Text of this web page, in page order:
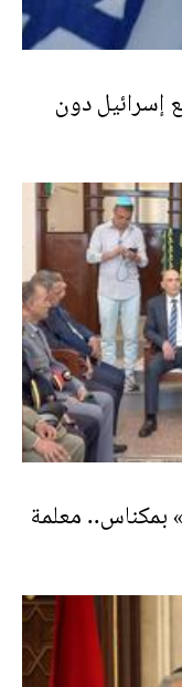
إسرائيل دون
بمكناس.. معلمة